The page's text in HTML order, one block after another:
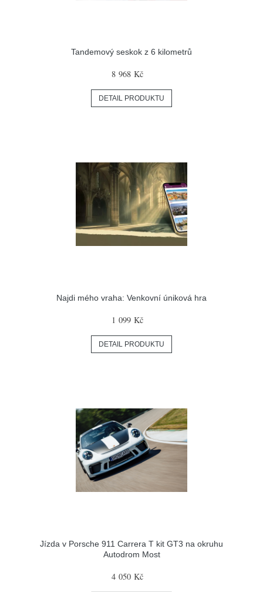
Tandemový seskok z 6 kilometrů
8 968 Kč
DETAIL PRODUKTU
Najdi mého vraha: Venkovní úniková hra
1 099 Kč
DETAIL PRODUKTU
Jízda v Porsche 911 Carrera T kit GT3 na okruhu
Autodrom Most
4 050 Kč